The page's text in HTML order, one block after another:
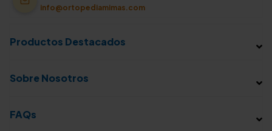
info@ortopediamimas.com
Productos Destacados
Sobre Nosotros
FAQs